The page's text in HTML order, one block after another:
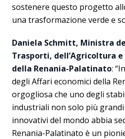
sostenere questo progetto
una trasformazione verde e
Daniela Schmitt, Ministra
Trasporti, dell’Agricoltura
della Renania-Palatinato:
degli Affari economici della
orgogliosa che uno degli
industriali non solo più
innovativi del mondo abbia
Renania-Palatinato è un